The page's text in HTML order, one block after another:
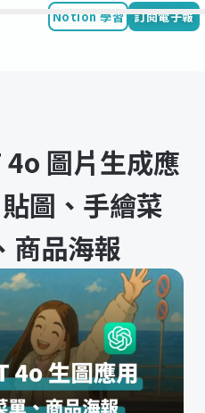
Notion 學習 訂閱電子報
圖片生成應
圖、手繪菜
商品海報